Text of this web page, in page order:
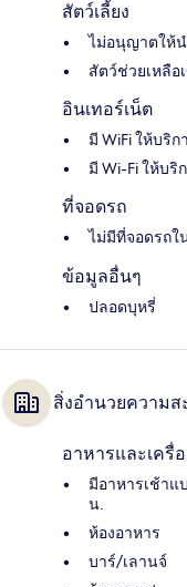
สัตว์เลี้ยง
ไม่อนุญาตให้น
สัตว์ช่วยเหลือ
อินเทอร์เน็ต
มี WiFi ให้บริ
มี Wi-Fi ให้บริ
ที่จอดรถ
ไม่มีที่จอดรถ
ข้อมูลอื่นๆ
ปลอดบุหรี่
สิ่งอำนวยความ
อาหารและเครื่
มีอาหารเช้าแ
น.
ห้องอาหาร
บาร์/เลานจ์